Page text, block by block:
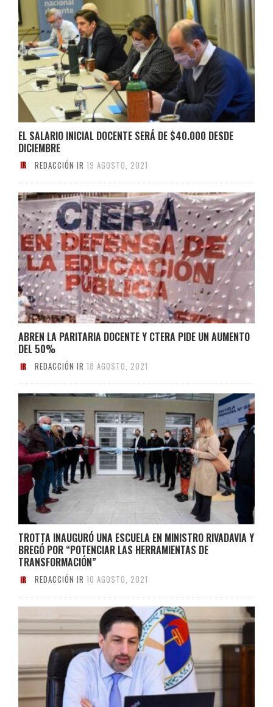
EL SALARIO INICIAL DOCENTE SERÁ DE $40.000 DESDE
DICIEMBRE
REDACCIÓN IR 19 AGOSTO, 2021
ABREN LA PARITARIA DOCENTE Y CTERA PIDE UN AUMENTO
DEL 50%
REDACCIÓN IR 18 AGOSTO, 2021
TROTTA INAUGURÓ UNA ESCUELA EN MINISTRO RIVADAVIA Y
BREGÓ POR “POTENCIAR LAS HERRAMIENTAS DE
TRANSFORMACIÓN”
REDACCIÓN IR 10 AGOSTO, 2021